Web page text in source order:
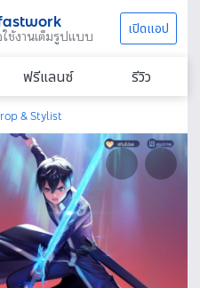
ช้งานเต็มรูปแบบ เปิดแอป
ฟรีแลนซ์ รีวิว
& Stylist